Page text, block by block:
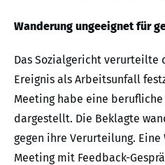
Wanderung ungeeignet für
Das Sozialgericht verurteilte
Ereignis als Arbeitsunfall
Meeting habe eine
dargestellt. Die Beklagte
gegen ihre Verurteilung. Eine
Meeting mit Feedback-